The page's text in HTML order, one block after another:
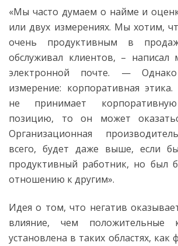
«Мы часто думаем о найме и
или двух измерениях. Мы хотим,
очень продуктивным в
обслуживал клиентов, –
электронной почте. —
измерение: корпоративная этика.
не принимает
позицию, то он может
Организационная
всего, будет даже выше, если
продуктивный работник, но был
отношению к другим».
Идея о том, что негатив
влияние, чем положительные
установлена в таких областях, как